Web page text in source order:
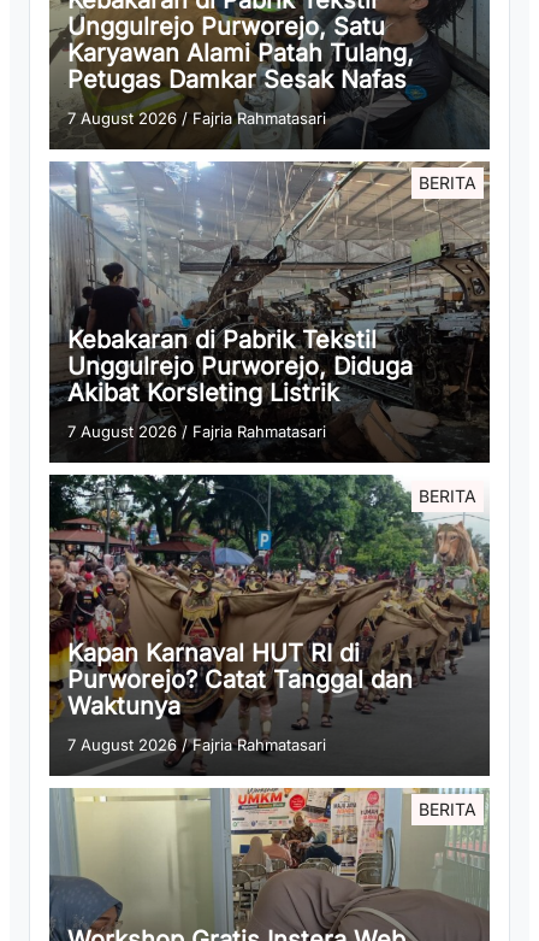
Unggulrejo Purworejo, Satu
Karyawan Alami Patah Tulang,
Petugas Damkar Sesak Nafas
7 August 2026 /Fajria Rahmatasari
BERITA
Kebakaran di Pabrik Tekstil
Unggulrejo Purworejo, Diduga
Akibat Korsleting Listrik
7 August 2026/ Fajria Rahmatasari
BERITA
Kapan Karnaval HUT RI di
Purworejo? Catat Tanggal dan
Waktunya
7 August 2026 /Fajria Rahmatasari
BERITA